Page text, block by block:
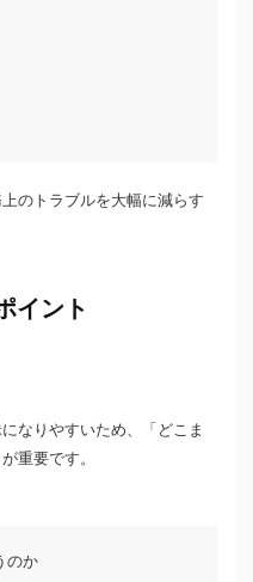
のトラブルを大幅に減らす
イント
なりやすいため、「どこま
重要です。
のか